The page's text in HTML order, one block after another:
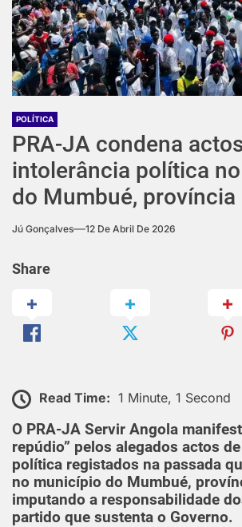
POLÍTICA
PRA-JA condena
intolerância política
do Mumbué, província
Jú Gonçalves 12 De Abril De 2026
Share
Read Time: 1 Minute, 1 Second
O PRA-JA Servir Angola
repúdio” pelos alegados actos
política registados na passada
no município do Mumbué,
imputando a responsabilidade
partido que sustenta o Governo.